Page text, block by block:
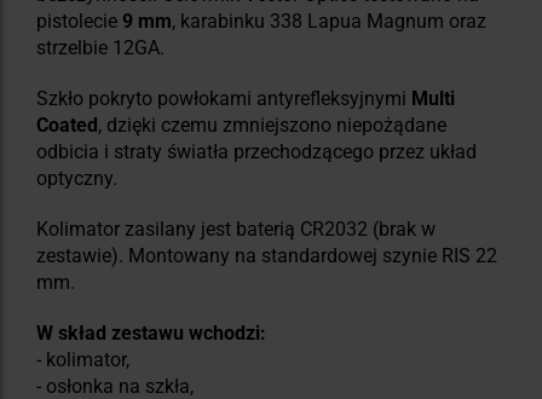
pistolecie 9 mm, karabinku 338 Lapua Magnum oraz
strzelbie 12GA.
Szkło pokryto powłokami antyrefleksyjnymi Multi
Coated, dzięki czemu zmniejszono niepożądane
odbicia i straty światła przechodzącego przez układ
optyczny.
Kolimator zasilany jest baterią CR2032 (brak w
zestawie). Montowany na standardowej szynie RIS 22
mm.
W skład zestawu wchodzi:
- kolimator,
- osłonka na szkła,